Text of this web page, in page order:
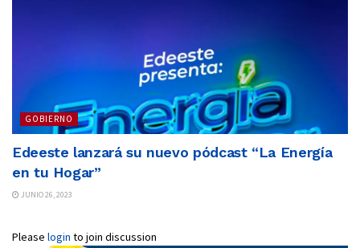
GOBIERNO
Edeeste lanzará su nuevo pódcast “La Energía
en tu Hogar”
JUNIO 26, 2023
Please login to join discussion